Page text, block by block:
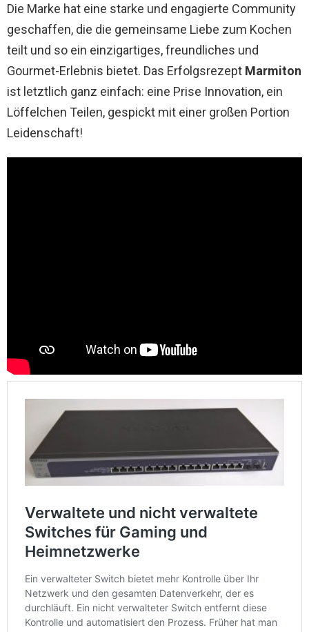
Die Marke hat eine starke und engagierte Community
geschaffen, die die gemeinsame Liebe zum Kochen
teilt und so ein einzigartiges, freundliches und
Gourmet-Erlebnis bietet. Das Erfolgsrezept Marmiton
ist letztlich ganz einfach: eine Prise Innovation, ein
Löffelchen Teilen, gespickt mit einer großen Portion
Leidenschaft!